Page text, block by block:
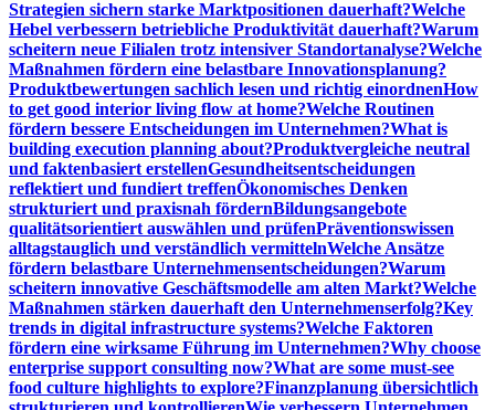
Strategien sichern starke Marktpositionen dauerhaft?Welche
Hebel verbessern betriebliche Produktivität dauerhaft?Warum
scheitern neue Filialen trotz intensiver Standortanalyse?Welche
Maßnahmen fördern eine belastbare Innovationsplanung?
Produktbewertungen sachlich lesen und richtig einordnenHow
to get good interior living flow at home?Welche Routinen
fördern bessere Entscheidungen im Unternehmen?What is
building execution planning about?Produktvergleiche neutral
und faktenbasiert erstellenGesundheitsentscheidungen
reflektiert und fundiert treffenÖkonomisches Denken
strukturiert und praxisnah fördernBildungsangebote
qualitätsorientiert auswählen und prüfenPräventionswissen
alltagstauglich und verständlich vermittelnWelche Ansätze
fördern belastbare Unternehmensentscheidungen?Warum
scheitern innovative Geschäftsmodelle am alten Markt?Welche
Maßnahmen stärken dauerhaft den Unternehmenserfolg?Key
trends in digital infrastructure systems?Welche Faktoren
fördern eine wirksame Führung im Unternehmen?Why choose
enterprise support consulting now?What are some must-see
food culture highlights to explore?Finanzplanung übersichtlich